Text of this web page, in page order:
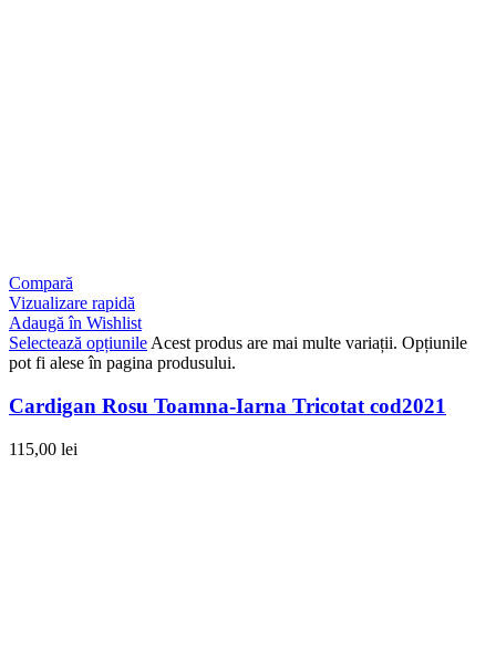
Compară
Vizualizare rapidă
Adaugă în Wishlist
Selectează opțiunile Acest produs are mai multe variații. Opțiunile
pot fi alese în pagina produsului.
Cardigan Rosu Toamna-Iarna Tricotat cod2021
115,00 lei